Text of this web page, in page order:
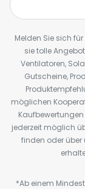
Melden Sie sich
sie tolle
Ventilatoren,
Gutscheine,
möglichen
jederzeit möglich
finden oder über
*Ab einem